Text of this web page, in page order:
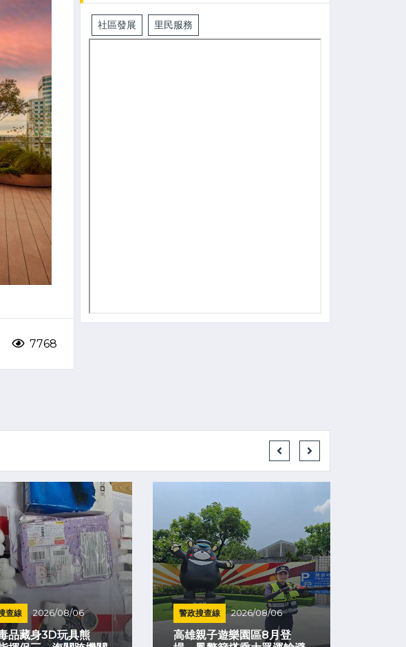
7768
社區發展 里民服務
查線 2026/08/06
品藏身3D玩具熊
警政搜查線 2026/08/06
高雄親子遊樂園區8月登